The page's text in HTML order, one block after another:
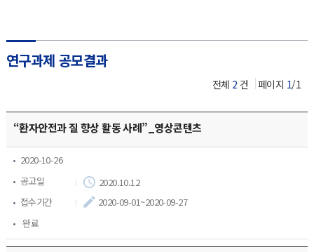
공지사항
학회소식
지부활동
관련 기관 소식
관련사이트
시상 후보작 보기
공모결과 안내
연구과제 공모결과
전체 2 건 페이지 1/1
2020-10-26
“환자안전과 질 향상 활동 사례”_영상콘텐츠
공고일
2020.10.12
접수기간
2020-09-01~2020-09-27
완료